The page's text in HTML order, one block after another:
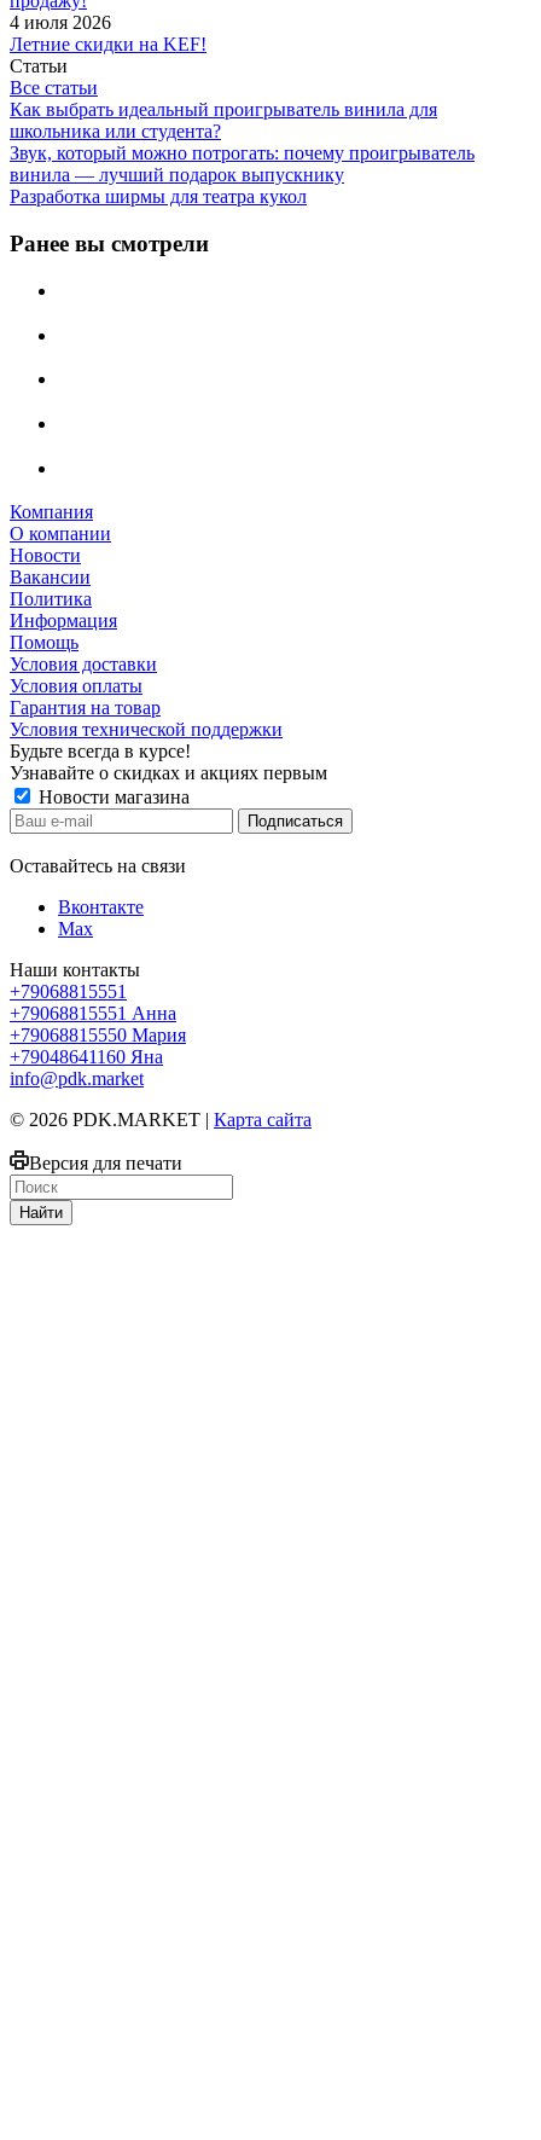
4 июля 2026
Летние скидки на KEF!
Статьи
Все статьи
Как выбрать идеальный проигрыватель винила для
школьника или студента?
Звук, который можно потрогать: почему проигрыватель
винила — лучший подарок выпускнику
Разработка ширмы для театра кукол
Ранее вы смотрели
Компания
О компании
Новости
Вакансии
Политика
Информация
Помощь
Условия доставки
Условия оплаты
Гарантия на товар
Условия технической поддержки
Будьте всегда в курсе!
Узнавайте о скидках и акциях первым
Новости магазина
Оставайтесь на связи
Вконтакте
Max
Наши контакты
+79068815551
+79068815551 Анна
+79068815550 Мария
+79048641160 Яна
info@pdk.market
© 2026 PDK.MARKET | Карта сайта
Версия для печати
Найти